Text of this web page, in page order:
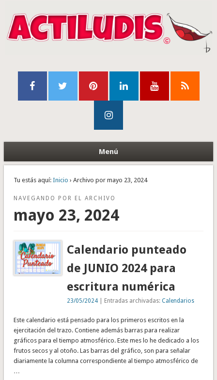
Menú
Tu estás aquí: Inicio › Archivo por mayo 23, 2024
NAVEGANDO POR EL ARCHIVO
mayo 23, 2024
Calendario punteado
de JUNIO 2024 para
escritura numérica
23/05/2024 | Entradas archivadas:Calendarios
Este calendario está pensado para los primeros escritos en la
ejercitación del trazo. Contiene además barras para realizar
gráficos para el tiempo atmosférico. Este mes lo he dedicado a los
frutos secos y al otoño. Las barras del gráfico, son para señalar
diariamente la columna correspondiente al tiempo atmosférico de
…